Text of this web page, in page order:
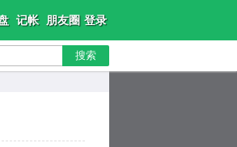
记帐 朋友圈 登录
搜索